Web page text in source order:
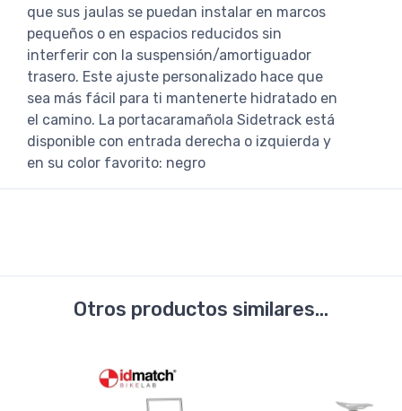
que sus jaulas se puedan instalar en marcos
pequeños o en espacios reducidos sin
interferir con la suspensión/amortiguador
trasero. Este ajuste personalizado hace que
sea más fácil para ti mantenerte hidratado en
el camino. La portacaramañola Sidetrack está
disponible con entrada derecha o izquierda y
en su color favorito: negro
Otros productos similares...